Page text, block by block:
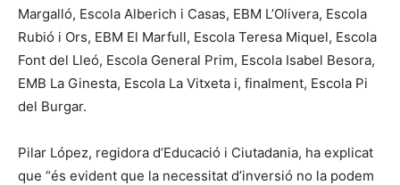
Margalló, Escola Alberich i Casas, EBM L’Olivera, Escola
Rubió i Ors, EBM El Marfull, Escola Teresa Miquel, Escola
Font del Lleó, Escola General Prim, Escola Isabel Besora,
EMB La Ginesta, Escola La Vitxeta i, finalment, Escola Pi
del Burgar.
Pilar López, regidora d’Educació i Ciutadania, ha explicat
que “és evident que la necessitat d’inversió no la podem